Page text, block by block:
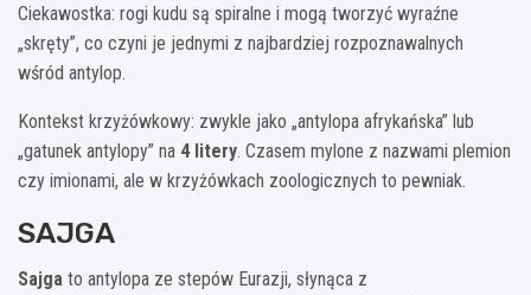
Ciekawostka: rogi kudu są spiralne i mogą tworzyć wyraźne
„skręty”, co czyni je jednymi z najbardziej rozpoznawalnych
wśród antylop.
Kontekst krzyżówkowy: zwykle jako „antylopa afrykańska” lub
„gatunek antylopy” na 4 litery. Czasem mylone z nazwami plemion
czy imionami, ale w krzyżówkach zoologicznych to pewniak.
SAJGA
Sajga to antylopa ze stepów Eurazji, słynąca z